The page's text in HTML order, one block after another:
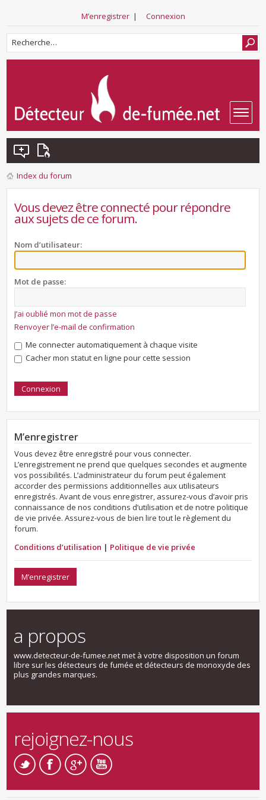
M’enregistrer| Connexion
Index du forum
Vous devez être connecté pour répondre
aux sujets de ce forum.
Nom d’utilisateur:
Mot de passe:
J’ai oublié mon mot de passe
Renvoyer l’e-mail de confirmation
Me connecter automatiquement à chaque visite
Cacher mon statut en ligne pour cette session
M’enregistrer
Vous devez être enregistré pour vous connecter.
L’enregistrement ne prend que quelques secondes et augmente
vos possibilités. L’administrateur du forum peut également
accorder des permissions additionnelles aux utilisateurs
enregistrés. Avant de vous enregistrer, assurez-vous d’avoir pris
connaissance de nos conditions d’utilisation et de notre politique
de vie privée. Assurez-vous de bien lire tout le règlement du
forum.
Conditions d’utilisation | Politique de vie privée
M’enregistrer
a propos
www.detecteur-de-fumee.net met à votre disposition un forum
libre sur les détecteurs de fumée et détecteurs de monoxyde des
plus grandes marques.
rejoignez-nous